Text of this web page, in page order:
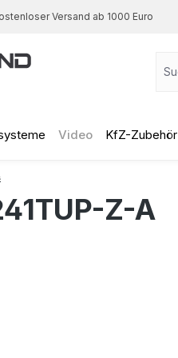
Versand ab 1000 Euro
Video KfZ-Zubehör
Z-A